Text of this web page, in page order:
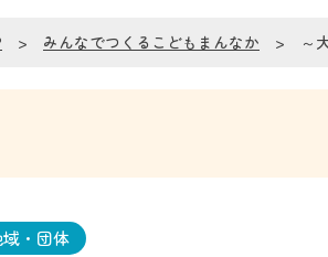
> みんなでつくるこどもまんなか > ～大
・団体